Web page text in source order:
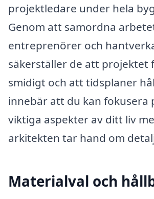
projektledare under hela
Genom att samordna
entreprenörer och
säkerställer de att projektet
smidigt och att tidsplaner
innebär att du kan fokusera
viktiga aspekter av ditt liv
arkitekten tar hand om
Materialval och